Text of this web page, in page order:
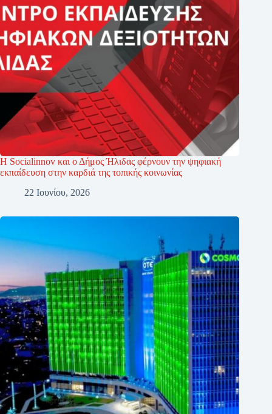
Η Socialinnov και ο Δήμος Ήλιδας φέρνουν την ψηφιακή
εκπαίδευση στην καρδιά της τοπικής κοινωνίας
22 Ιουνίου, 2026